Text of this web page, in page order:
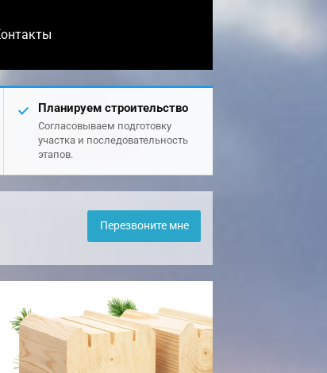
Планируем строительство
Согласовываем подготовку
участка и последовательность
этапов.
Перезвоните мне